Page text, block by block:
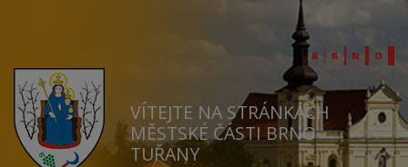
VÍTEJTE NA STRÁNKÁCH
MĚSTSKÉ ČÁSTI BRNO
TUŘANY